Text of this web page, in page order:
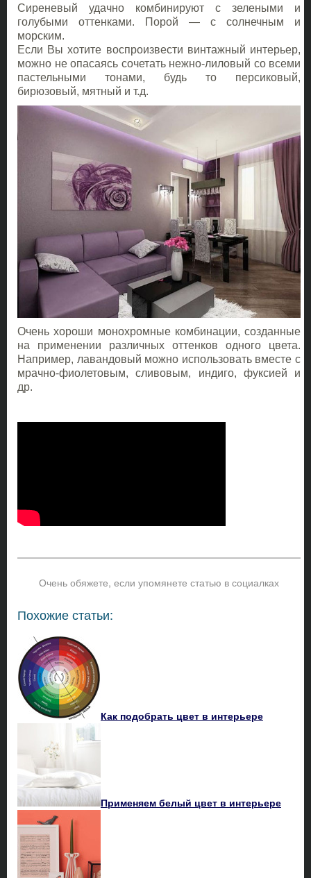
Сиреневый удачно комбинируют с зелеными и
голубыми оттенками. Порой — с солнечным и
морским.
Если Вы хотите воспроизвести винтажный интерьер,
можно не опасаясь сочетать нежно-лиловый со всеми
пастельными тонами, будь то персиковый,
бирюзовый, мятный и т.д.
Очень хороши монохромные комбинации, созданные
на применении различных оттенков одного цвета.
Например, лавандовый можно использовать вместе с
мрачно-фиолетовым, сливовым, индиго, фуксией и
др.
Очень обяжете, если упомянете статью в социалках
Похожие статьи:
Как подобрать цвет в интерьере
Применяем белый цвет в интерьере